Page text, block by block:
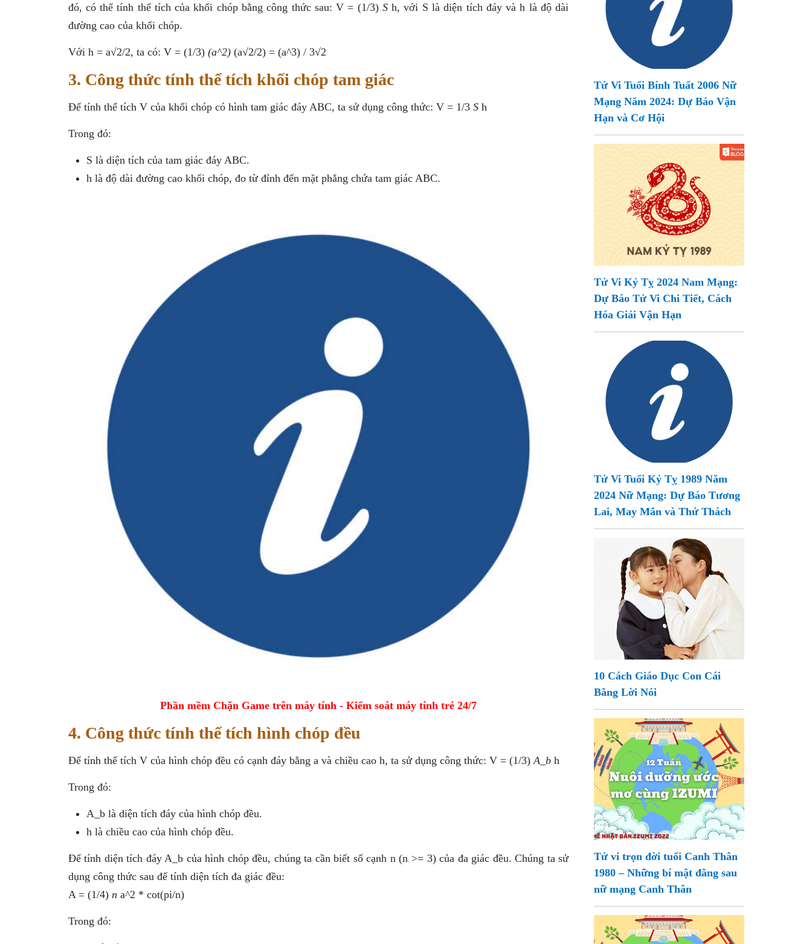
đó, có thể tính thể tích của khối chóp bằng công thức sau: V = (1/3) Sh, với S là diện tích đáy và h là độ dài
đường cao của khối chóp.
Với h = a√2/2, ta có: V = (1/3) (a^2) (a√2/2) = (a^3) / 3√2
3. Công thức tính thể tích khối chóp tam giác
Để tính thể tích V của khối chóp có hình tam giác đáy ABC, ta sử dụng công thức: V = 1/3 S h
Trong đó:
S là diện tích của tam giác đáy ABC.
h là độ dài đường cao khối chóp, đo từ đỉnh đến mặt phẳng chứa tam giác ABC.
Phần mềm Chặn Game trên máy tính - Kiểm soát máy tính trẻ 24/7
4. Công thức tính thể tích hình chóp đều
Để tính thể tích V của hình chóp đều có cạnh đáy bằng a và chiều cao h, ta sử dụng công thức: V = (1/3) A_b h
Trong đó:
A_b là diện tích đáy của hình chóp đều.
h là chiều cao của hình chóp đều.
Để tính diện tích đáy A_b của hình chóp đều, chúng ta cần biết số cạnh n (n >= 3) của đa giác đều. Chúng ta sử
dụng công thức sau để tính diện tích đa giác đều:
A = (1/4) n a^2 * cot(pi/n)
Trong đó:
Tử Vi Tuổi Bính Tuất 2006 Nữ
Mạng Năm 2024: Dự Báo Vận
Hạn và Cơ Hội
Tử Vi Kỷ Tỵ 2024 Nam Mạng:
Dự Báo Tử Vi Chi Tiết, Cách
Hóa Giải Vận Hạn
Tử Vi Tuổi Kỷ Tỵ 1989 Năm
2024 Nữ Mạng: Dự Báo Tương
Lai, May Mắn và Thử Thách
10 Cách Giáo Dục Con Cái
Bằng Lời Nói
Tử vi trọn đời tuổi Canh Thân
1980 – Những bí mật đằng sau
nữ mạng Canh Thân